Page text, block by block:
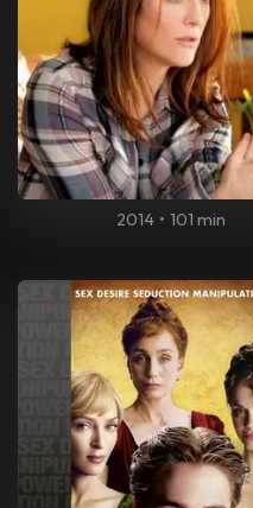
2014 • 101 min